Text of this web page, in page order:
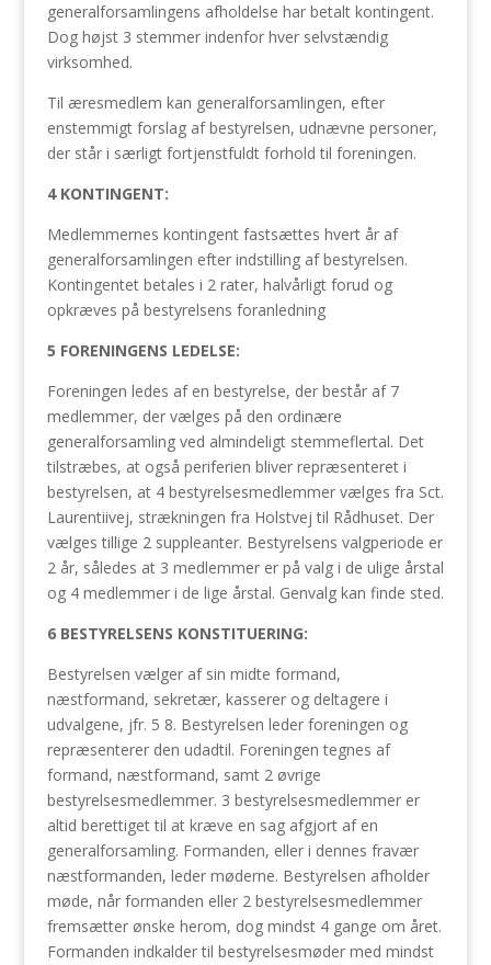
generalforsamlingens afholdelse har betalt kontingent.
Dog højst 3 stemmer indenfor hver selvstændig
virksomhed.
Til æresmedlem kan generalforsamlingen, efter
enstemmigt forslag af bestyrelsen, udnævne personer,
der står i særligt fortjenstfuldt forhold til foreningen.
4 KONTINGENT:
Medlemmernes kontingent fastsættes hvert år af
generalforsamlingen efter indstilling af bestyrelsen.
Kontingentet betales i 2 rater, halvårligt forud og
opkræves på bestyrelsens foranledning
5 FORENINGENS LEDELSE:
Foreningen ledes af en bestyrelse, der består af 7
medlemmer, der vælges på den ordinære
generalforsamling ved almindeligt stemmeflertal. Det
tilstræbes, at også periferien bliver repræsenteret i
bestyrelsen, at 4 bestyrelsesmedlemmer vælges fra Sct.
Laurentiivej, strækningen fra Holstvej til Rådhuset. Der
vælges tillige 2 suppleanter. Bestyrelsens valgperiode er
2 år, således at 3 medlemmer er på valg i de ulige årstal
og 4 medlemmer i de lige årstal. Genvalg kan finde sted.
6 BESTYRELSENS KONSTITUERING:
Bestyrelsen vælger af sin midte formand,
næstformand, sekretær, kasserer og deltagere i
udvalgene, jfr. 5 8. Bestyrelsen leder foreningen og
repræsenterer den udadtil. Foreningen tegnes af
formand, næstformand, samt 2 øvrige
bestyrelsesmedlemmer. 3 bestyrelsesmedlemmer er
altid berettiget til at kræve en sag afgjort af en
generalforsamling. Formanden, eller i dennes fravær
næstformanden, leder møderne. Bestyrelsen afholder
møde, når formanden eller 2 bestyrelsesmedlemmer
fremsætter ønske herom, dog mindst 4 gange om året.
Formanden indkalder til bestyrelsesmøder med mindst